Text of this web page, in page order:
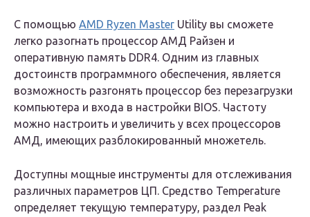
С помощью AMD Ryzen Master Utility вы сможете
легко разогнать процессор АМД Райзен и
оперативную память DDR4. Одним из главных
достоинств программного обеспечения, является
возможность разгонять процессор без перезагрузки
компьютера и входа в настройки BIOS. Частоту
можно настроить и увеличить у всех процессоров
АМД, имеющих разблокированный множетель.
Доступны мощные инструменты для отслеживания
различных параметров ЦП. Средство Temperature
определяет текущую температуру, раздел Peak